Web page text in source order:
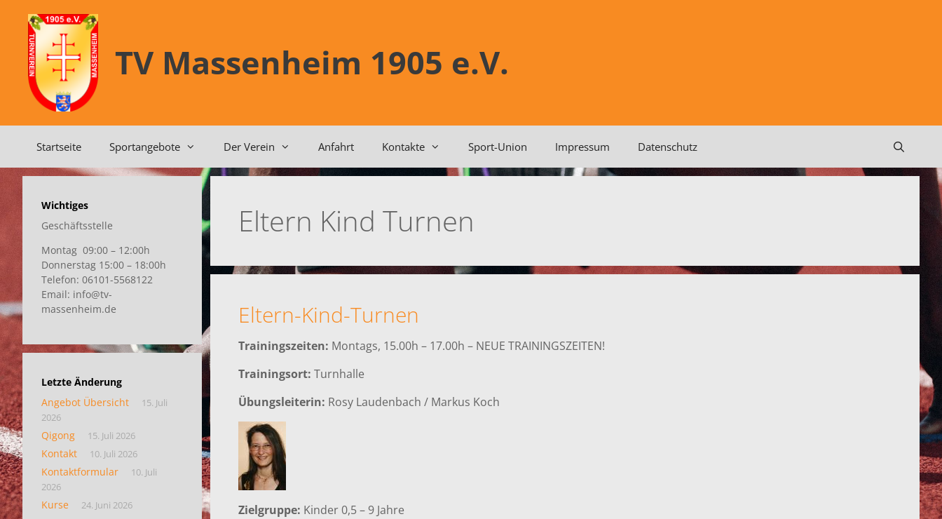
Inhalt
springen
TV Massenheim 1905 e.V.
Startseite Sportangebote Der Verein Anfahrt Kontakte Sport-Union Impressum Datenschutz
Eltern Kind Turnen
Eltern-Kind-Turnen
Trainingszeiten: Montags, 15.00h – 17.00h – NEUE TRAININGSZEITEN!
Trainingsort: Turnhalle
Übungsleiterin: Rosy Laudenbach / Markus Koch
Zielgruppe: Kinder 0,5 – 9 Jahre
Wichtiges
Geschäftsstelle
Montag 09:00 – 12:00h
Donnerstag 15:00 – 18:00h
Telefon: 06101-5568122
Email: info@tv-
massenheim.de
Letzte Änderung
Angebot Übersicht
15. Juli
2026
Qigong 15. Juli 2026
Kontakt 10. Juli 2026
Kontaktformular
10. Juli
2026
Kurse 24. Juni 2026